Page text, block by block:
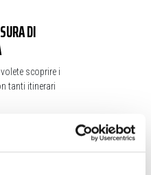
DI
scoprire i
tanti itinerari